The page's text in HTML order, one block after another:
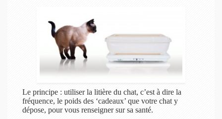
Le principe : utiliser la litière du chat, c’est à dire la
fréquence, le poids des ‘cadeaux’ que votre chat y
dépose, pour vous renseigner sur sa santé.